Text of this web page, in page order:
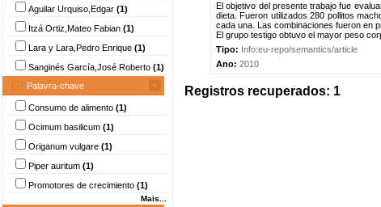
Aguilar Urquiso,Edgar (1)
Itzá Ortiz,Mateo Fabian (1)
Lara y Lara,Pedro Enrique (1)
Sanginés García,José Roberto (1)
Palavra-chave
Consumo de alimento (1)
Ocimum basilicum (1)
Origanum vulgare (1)
Piper auritum (1)
Promotores de crecimiento (1)
Mais...
El objetivo del presente trabajo fue
dieta. Fueron utilizados 280 pollitos
cada una. Las combinaciones fueron en
El grupo testigo obtuvo el mayor peso
Tipo: Info:eu-repo/semantics/article
Ano: 2010
Registros recuperados: 1